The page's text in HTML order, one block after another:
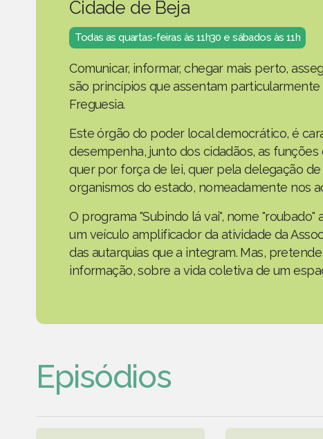
Cidade de Beja
Todas as quartas-feiras às 11h30 e sábados às 11h
Comunicar, informar, chegar mais perto,
são princípios que assentam
Freguesia.
Este órgão do poder local democrático, é
desempenha, junto dos cidadãos, as
quer por força de lei, quer pela delegação
organismos do estado, nomeadamente nos
O programa "Subindo lá vai", nome
um veículo amplificador da atividade da
das autarquias que a integram. Mas,
informação, sobre a vida coletiva de um
Episódios